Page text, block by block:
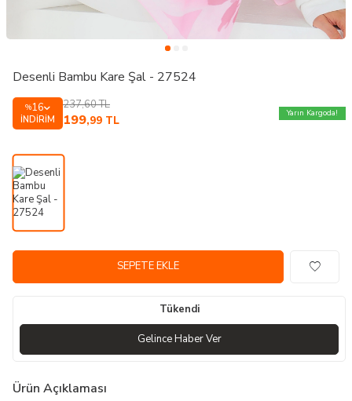
Desenli Bambu Kare Şal - 27524
%16
İNDIRIM
237,60TL
199,99 TL
Yarın Kargoda!
SEPETE EKLE
Tükendi
Gelince Haber Ver
Ürün Açıklaması